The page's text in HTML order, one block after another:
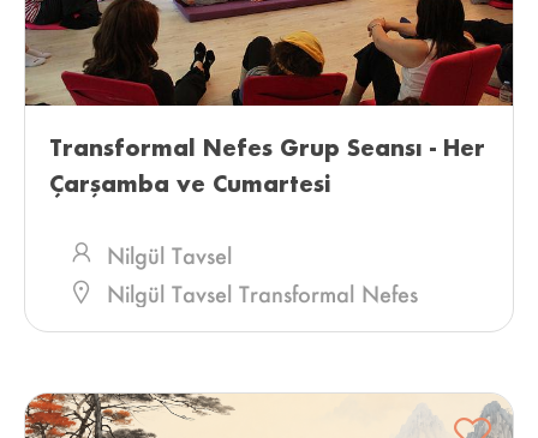
Transformal Nefes Grup Seansı - Her
Çarşamba ve Cumartesi
Nilgül Tavsel
Nilgül Tavsel Transformal Nefes
Merkezi